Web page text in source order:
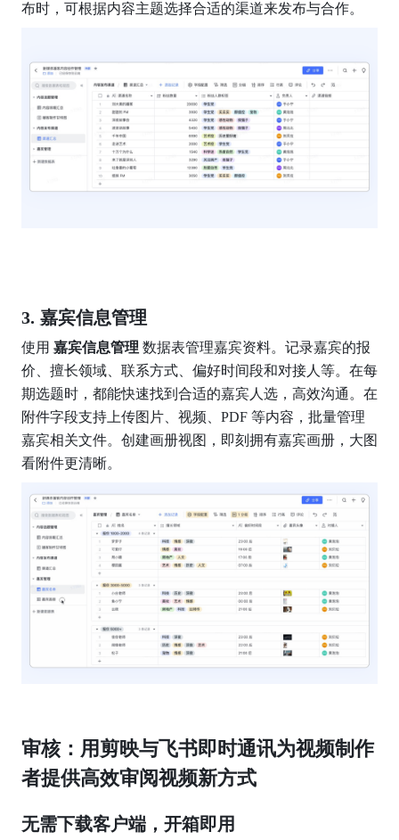
布时，可根据内容主题选择合适的渠道来发布与合作。
嘉宾信息管理
使用 嘉宾信息管理 数据表管理嘉宾资料。记录嘉宾的报
价、擅长领域、联系方式、偏好时间段和对接人等。在每
期选题时，都能快速找到合适的嘉宾人选，高效沟通。在
附件字段支持上传图片、视频、PDF 等内容，批量管理
嘉宾相关文件。创建画册视图，即刻拥有嘉宾画册，大图
看附件更清晰。
审核：用剪映与飞书即时通讯为视频制作
者提供高效审阅视频新方式
无需下载客户端，开箱即用